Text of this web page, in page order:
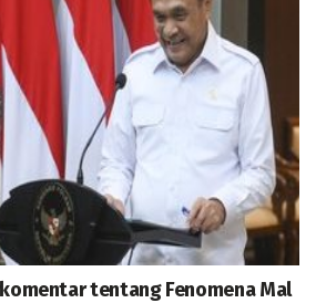
tentang Fenomena Mal